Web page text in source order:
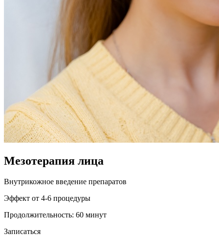
Мезотерапия лица
Внутрикожное введение препаратов
Эффект от 4-6 процедуры
Продолжительность: 60 минут
Записаться